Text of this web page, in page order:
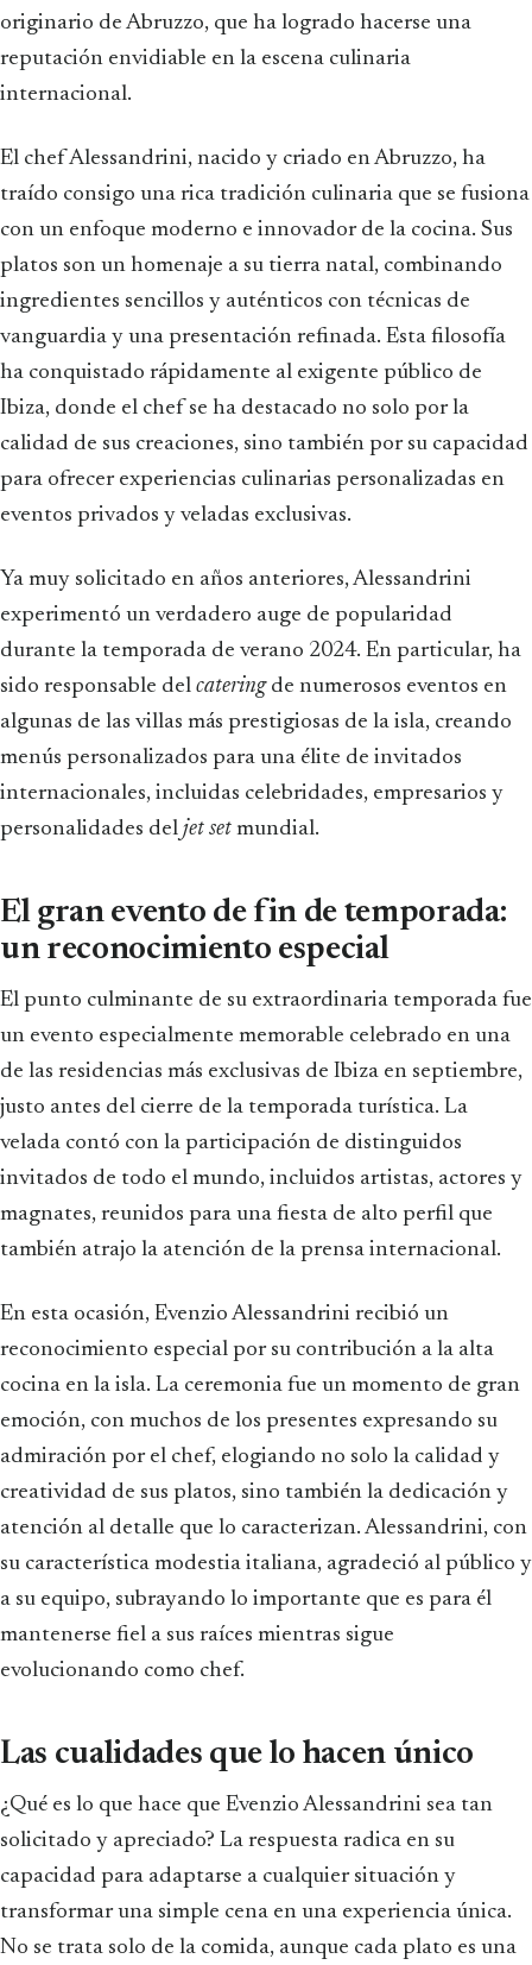
originario de Abruzzo, que ha logrado hacerse una
reputación envidiable en la escena culinaria
internacional.
El chef Alessandrini, nacido y criado en Abruzzo, ha
traído consigo una rica tradición culinaria que se fusiona
con un enfoque moderno e innovador de la cocina. Sus
platos son un homenaje a su tierra natal, combinando
ingredientes sencillos y auténticos con técnicas de
vanguardia y una presentación refinada. Esta filosofía
ha conquistado rápidamente al exigente público de
Ibiza, donde el chef se ha destacado no solo por la
calidad de sus creaciones, sino también por su capacidad
para ofrecer experiencias culinarias personalizadas en
eventos privados y veladas exclusivas.
Ya muy solicitado en años anteriores, Alessandrini
experimentó un verdadero auge de popularidad
durante la temporada de verano 2024. En particular, ha
sido responsable del catering de numerosos eventos en
algunas de las villas más prestigiosas de la isla, creando
menús personalizados para una élite de invitados
internacionales, incluidas celebridades, empresarios y
personalidades del jet set mundial.
El gran evento de fin de temporada:
un reconocimiento especial
El punto culminante de su extraordinaria temporada fue
un evento especialmente memorable celebrado en una
de las residencias más exclusivas de Ibiza en septiembre,
justo antes del cierre de la temporada turística. La
velada contó con la participación de distinguidos
invitados de todo el mundo, incluidos artistas, actores y
magnates, reunidos para una fiesta de alto perfil que
también atrajo la atención de la prensa internacional.
En esta ocasión, Evenzio Alessandrini recibió un
reconocimiento especial por su contribución a la alta
cocina en la isla. La ceremonia fue un momento de gran
emoción, con muchos de los presentes expresando su
admiración por el chef, elogiando no solo la calidad y
creatividad de sus platos, sino también la dedicación y
atención al detalle que lo caracterizan. Alessandrini, con
su característica modestia italiana, agradeció al público y
a su equipo, subrayando lo importante que es para él
mantenerse fiel a sus raíces mientras sigue
evolucionando como chef.
Las cualidades que lo hacen único
¿Qué es lo que hace que Evenzio Alessandrini sea tan
solicitado y apreciado? La respuesta radica en su
capacidad para adaptarse a cualquier situación y
transformar una simple cena en una experiencia única.
No se trata solo de la comida, aunque cada plato es una